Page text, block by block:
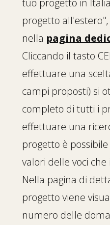
progetto
nella pagina
Cliccando il tasto
effettuare una
campi proposti) si
completo di tutti i
effettuare una
progetto è
valori delle voci
Nella pagina di
progetto viene
numero delle